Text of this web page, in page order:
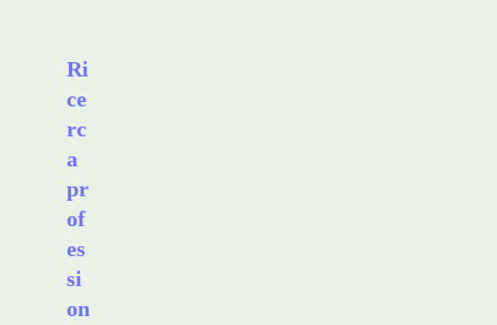
Ri
ce
rc
a
pr
of
es
si
on